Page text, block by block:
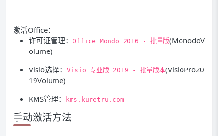
激活Office：
许可证管理：
Office Mondo 2016 - 批量版(MonodoV
olume)
Visio选择：
Visio 专业版 2019 - 批量版本(VisioPro20
19Volume)
KMS管理：
kms.kuretru.com
手动激活方法